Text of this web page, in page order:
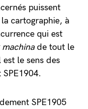
puissent
cartographie, à
qui est
de tout le
est le sens des
SPE1905